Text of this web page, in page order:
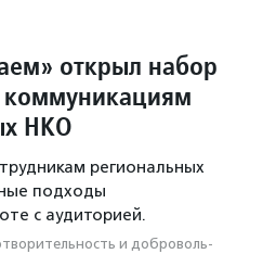
открыл набор
коммуникациям
НКО
региональных
подходы
с аудиторией.
и доброволь­